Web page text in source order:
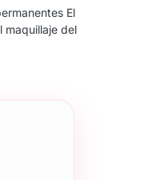
El
maquillaje del